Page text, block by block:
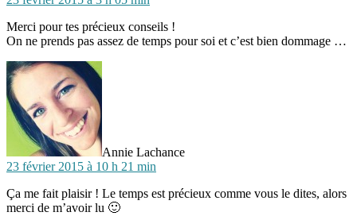
Merci pour tes précieux conseils !
On ne prends pas assez de temps pour soi et c’est bien dommage …
Annie Lachance
23 février 2015 à 10 h 21 min
Ça me fait plaisir ! Le temps est précieux comme vous le dites, alors
merci de m’avoir lu 🙂